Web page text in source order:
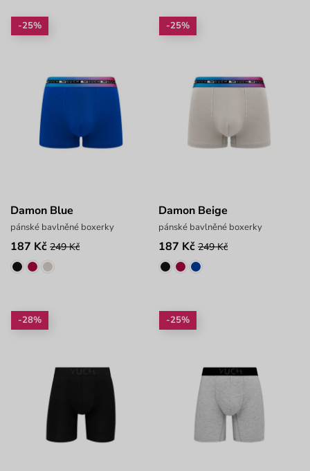
-25%
Damon Blue
pánské bavlněné boxerky
187 Kč 249 Kč
-25%
Damon Beige
pánské bavlněné boxerky
187 Kč 249 Kč
-28% -25%